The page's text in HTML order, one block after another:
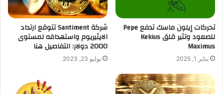
تحركات إيلون ماسك تدفع Pepe
للصعود وتثير قلق Kekius
Maximus
يناير 1, 2025
شركة Santiment تتوقع ارتداد
الايثيريوم واستهدافه لمستوى
2000 دولار: التفاصيل هنا
يوليو 23, 2023